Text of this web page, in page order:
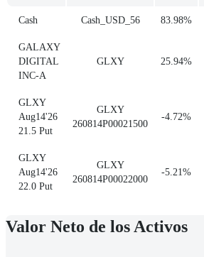
Cash Cash_USD_56 83.98%
GALAXY
DIGITAL
INC-A
GLXY 25.94%
GLXY
Aug14'26
21.5 Put
GLXY
260814P00021500
-4.72%
GLXY
Aug14'26
22.0 Put
GLXY
260814P00022000
-5.21%
Valor Neto de los Activos